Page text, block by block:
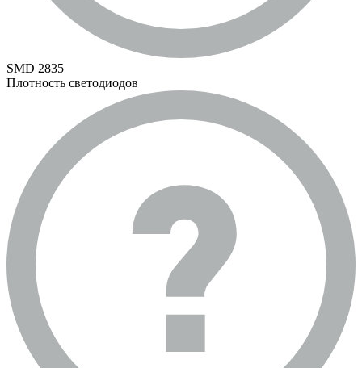
SMD 2835
Плотность светодиодов